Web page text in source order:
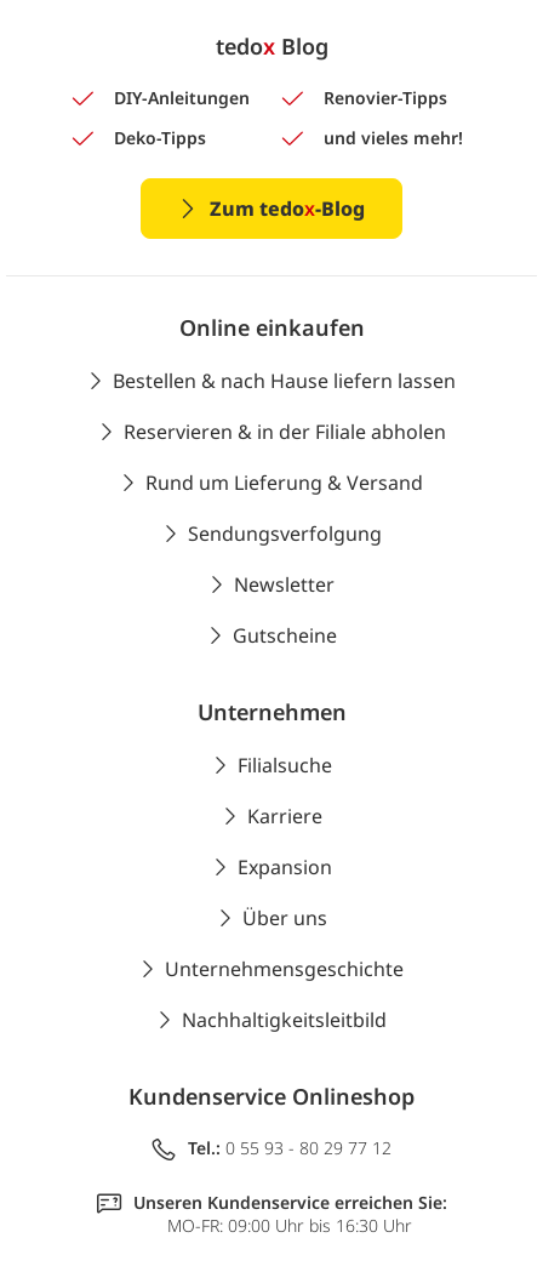
tedoxBlog
DIY-Anleitungen
Renovier-Tipps
Deko-Tipps
und vieles mehr!
Zum tedox-Blog
Online einkaufen
Bestellen & nach Hause liefern lassen
Reservieren & in der Filiale abholen
Rund um Lieferung & Versand
Sendungsverfolgung
Newsletter
Gutscheine
Unternehmen
Filialsuche
Karriere
Expansion
Über uns
Unternehmensgeschichte
Nachhaltigkeitsleitbild
Kundenservice Onlineshop
Tel.: 0 55 93 - 80 29 77 12
Unseren Kundenservice erreichen Sie:
MO-FR: 09:00 Uhr bis 16:30 Uhr